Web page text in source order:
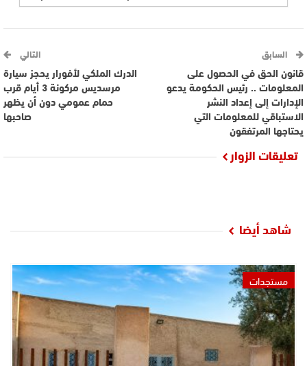
السابق
قانون الحق في الحصول على
المعلومات .. رئيس الحكومة يدعو
الإدارات إلى إعداد النشر
الاستباقي للمعلومات التي
يحتاجها المرتفقون
التالي
الدرك الملكي لأفورار يحجز سيارة
مرسديس مركونة 3 أيام قرب
حمام عمومي دون أن يظهر
صاحبها
تعليقات الزوار
شاهد أيضا
مستجدات